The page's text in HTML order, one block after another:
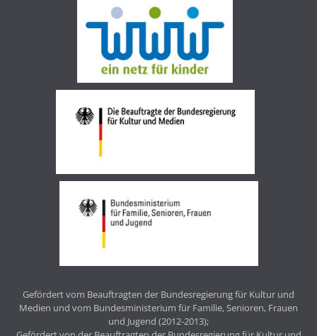
Gefördert vom Beauftragten der Bundesregierung für Kultur und
Medien und vom Bundesministerium für Familie, Senioren, Frauen
und Jugend (2012-2013);